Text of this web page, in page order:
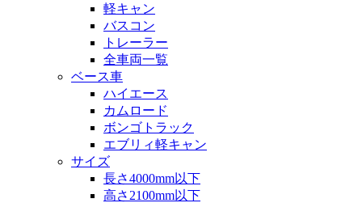
軽キャン
バスコン
トレーラー
全車両一覧
ベース車
ハイエース
カムロード
ボンゴトラック
エブリィ軽キャン
サイズ
長さ4000mm以下
高さ2100mm以下